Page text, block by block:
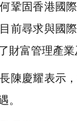
鞏固香港國
前尋求與國
財富管理產業
陳慶耀表示
。